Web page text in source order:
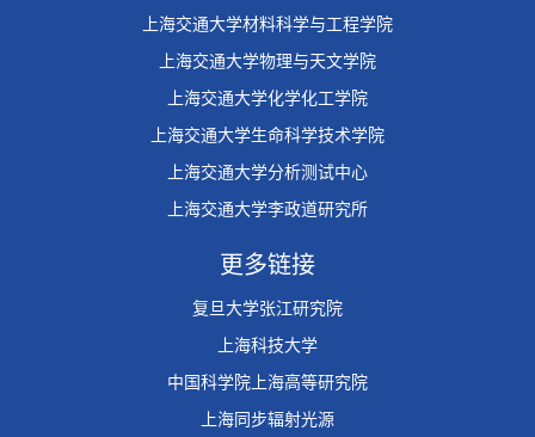
上海交通大学材料科学与工程学院
上海交通大学物理与天文学院
上海交通大学化学化工学院
上海交通大学生命科学技术学院
上海交通大学分析测试中心
上海交通大学李政道研究所
更多链接
复旦大学张江研究院
上海科技大学
中国科学院上海高等研究院
上海同步辐射光源